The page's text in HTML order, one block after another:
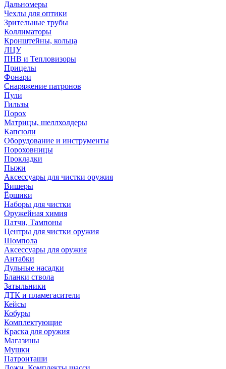
Дальномеры
Чехлы для оптики
Зрительные трубы
Коллиматоры
Кронштейны, кольца
ЛЦУ
ПНВ и Тепловизоры
Прицелы
Фонари
Снаряжение патронов
Пули
Гильзы
Порох
Матрицы, шеллхолдеры
Капсюли
Оборудование и инструменты
Пороховницы
Прокладки
Пыжи
Аксессуары для чистки оружия
Вишеры
Ёршики
Наборы для чистки
Оружейная химия
Патчи, Тампоны
Центры для чистки оружия
Шомпола
Аксессуары для оружия
Антабки
Дульные насадки
Бланки ствола
Затыльники
ДТК и пламегасители
Кейсы
Кобуры
Комплектующие
Краска для оружия
Магазины
Мушки
Патронташи